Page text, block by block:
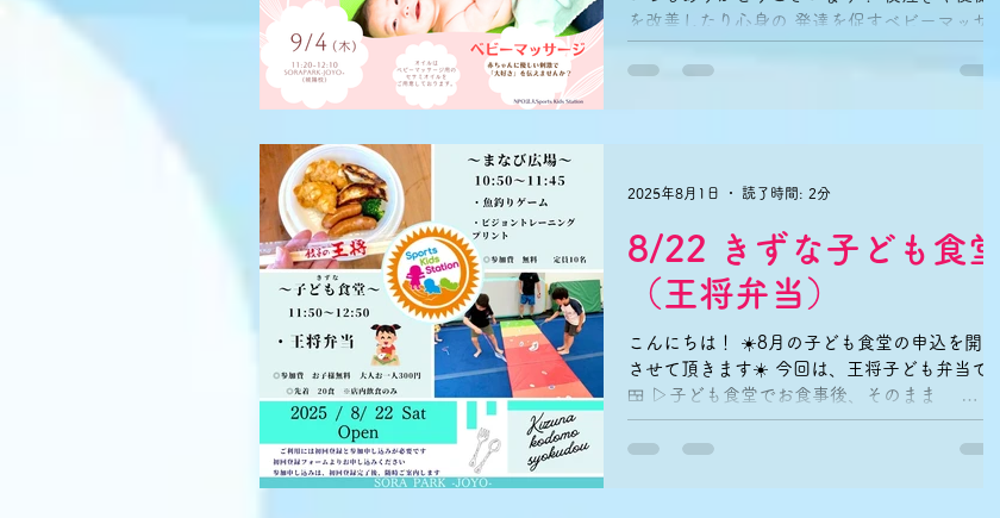
を改善したり心身の 発達を促すベビーマッサ
ージ。 ママの優しい手で赤ちゃんに触れて 温
かいぬくもりで赤ちゃんと一緒にリラックス♪
8/22 きずな子ども食堂
（王将弁当）
こんにちは！ ☀️8月の子ども食堂の申込を開始
させて頂きます☀️ 今回は、王将子ども弁当です
🍱 ▷子ども食堂でお食事後、そのまま
Summer Schoolへご参加も可能です。
→Summer Schoolは、小学生対象の 別途
2025年8月1日 読了時間: 2分